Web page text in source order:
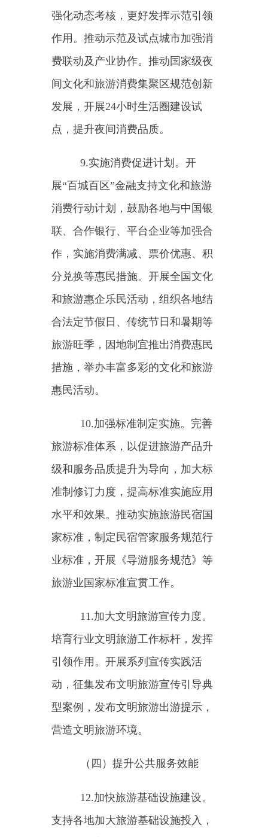
旅游业国家标准宣贯工作。
引领作用。开展系列宣传实践活
动，征集发布文明旅游宣传引导典
型案例，发布文明旅游出游提示，
（四）提升公共服务效能
12.加快旅游基础设施建设。
支持各地加大旅游基础设施投入，
进一步完善旅游服务中心（咨询中
心）、旅游集散中心、旅游公共服
务信息平台、旅游厕所等旅游公共
13.提升公共服务水平。优化
线上、线下旅游公共信息服务布
局，加强旅游公共信息服务资源整
推动博物馆等文博场馆数字化发
展，加快线上线下服务融合。
（五）支持经营主体转型升
级
14.推动旅行社转型发展。引
导旅行社结合行业发展和自身发展
定位加快理念、技术、产品、服务
和模式创新，因地制宜推进旅行社
展。推动旅行社加快跨界融合和线
上线下融合，积极融入地方和有关
领域数字化生态。
15.引导在线旅游企业规范发
展。指导在线旅游平台经营者发挥
整合交通、住宿、餐饮、游览、娱
红利。加强内容安全审核，开展市
场巡查。